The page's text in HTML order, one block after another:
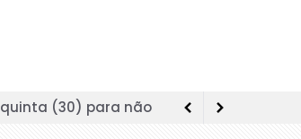
onde garantir sua